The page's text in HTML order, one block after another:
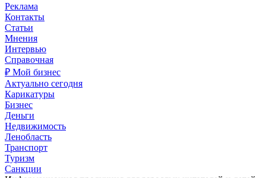
Реклама
Контакты
Статьи
Мнения
Интервью
Справочная
₽ Мой бизнес
Актуально сегодня
Карикатуры
Бизнес
Деньги
Недвижимость
Ленобласть
Транспорт
Туризм
Санкции